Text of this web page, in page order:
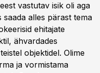
vastutav isik oli aga
alles pärast tema
ehitajate
ähvardades
objektidel. Olime
ja vormistama